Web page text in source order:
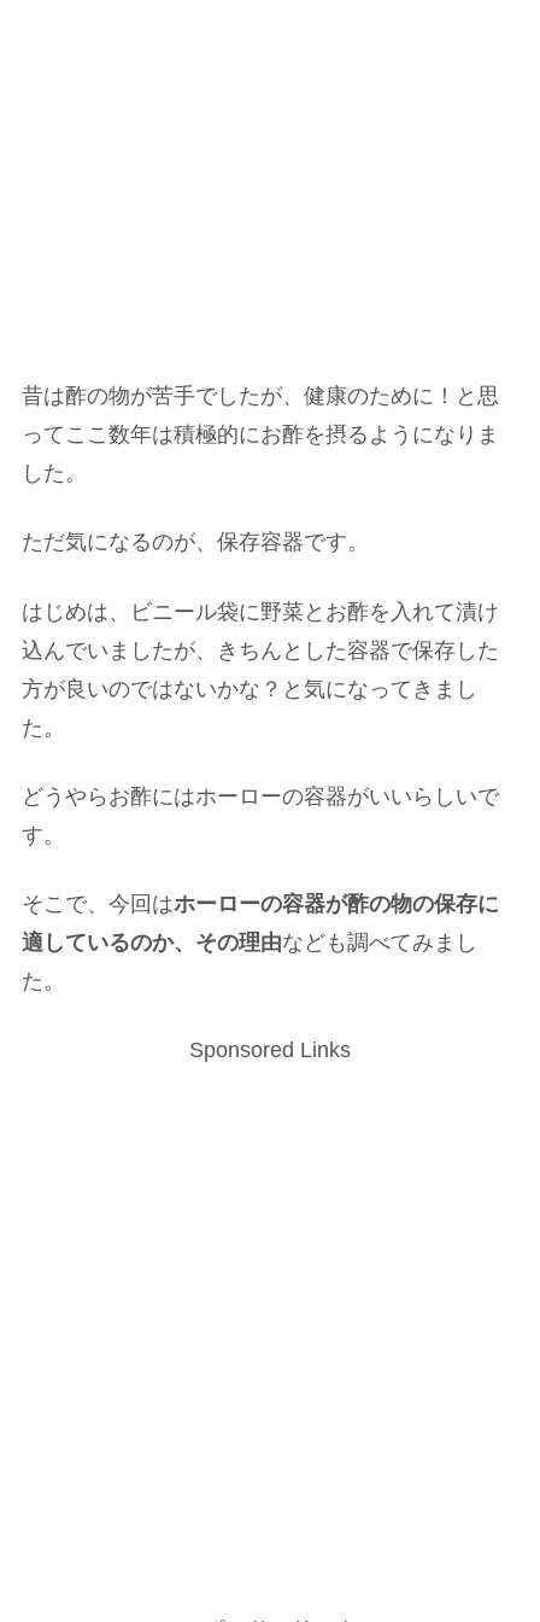
昔は酢の物が苦手でしたが、健康のために！と思
ってここ数年は積極的にお酢を摂るようになりま
した。
ただ気になるのが、保存容器です。
はじめは、ビニール袋に野菜とお酢を入れて漬け
込んでいましたが、きちんとした容器で保存した
方が良いのではないかな？と気になってきまし
た。
どうやらお酢にはホーローの容器がいいらしいで
す。
そこで、今回はホーローの容器が酢の物の保存に
適しているのか、その理由なども調べてみまし
た。
Sponsored Links